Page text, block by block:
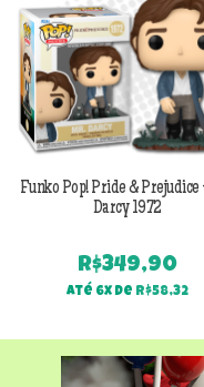
Funko Pop! Pride &
Darcy 1972
R$349,90
Até 6x de R$58,32